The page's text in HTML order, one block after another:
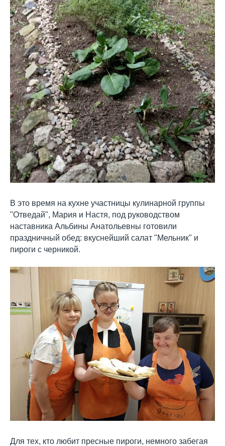
В это время на кухне участницы кулинарной группы
"Отведай", Мария и Настя, под руководством
наставника Альбины Анатольевны готовили
праздничный обед: вкуснейший салат "Мельник" и
пироги с черникой.
Для тех, кто любит пресные пироги, немного забегая